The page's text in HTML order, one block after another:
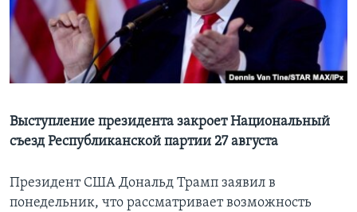
Learning English
СОЦИАЛЬНЫЕ СЕТИ
Языки
Выступление президента закроет Национальный
съезд Республиканской партии 27 августа
Президент США Дональд Трамп заявил в
понедельник, что рассматривает возможность